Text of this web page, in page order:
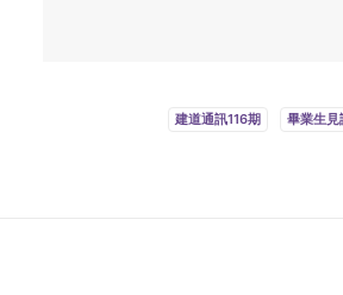
建道通訊116期 畢業生見